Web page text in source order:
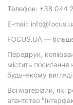
Телефон: +38 044
E-mail:
FOCUS.UA —
Передрук,
містить посилання
будь-якому
Всі матеріали, які
агентство